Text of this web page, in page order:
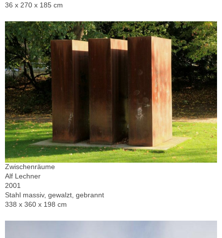
36 x 270 x 185 cm
Zwischenräume
Alf Lechner
2001
Stahl massiv, gewalzt, gebrannt
338 x 360 x 198 cm